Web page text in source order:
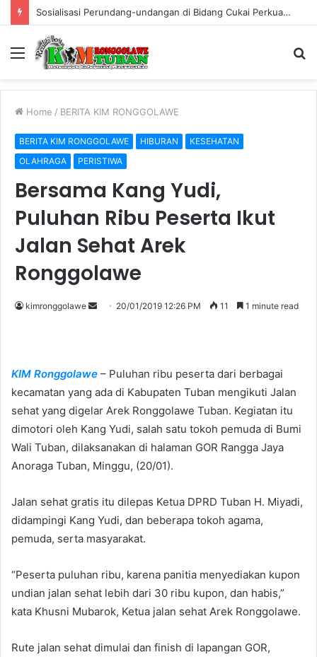
Warung Bambu di Jalan Raya Kerek Terbakar, Kerugian Ditaksir Rp30 Juta
Menu
Home / BERITA KIM RONGGOLAWE
BERITA KIM RONGGOLAWE HIBURAN
KESEHATAN
OLAHRAGA
PERISTIWA
Bersama Kang Yudi,
Puluhan Ribu Peserta Ikut
Jalan Sehat Arek
Ronggolawe
kimronggolawe
a
n
e
m
20/01/2019 12:26 PM 11 1 minute read
KIM Ronggolawe – Puluhan ribu peserta dari berbagai
kecamatan yang ada di Kabupaten Tuban mengikuti Jalan
sehat yang digelar Arek Ronggolawe Tuban. Kegiatan itu
dimotori oleh Kang Yudi, salah satu tokoh pemuda di Bumi
Wali Tuban, dilaksanakan di halaman GOR Rangga Jaya
Anoraga Tuban, Minggu, (20/01).
Jalan sehat gratis itu dilepas Ketua DPRD Tuban H. Miyadi,
didampingi Kang Yudi, dan beberapa tokoh agama,
pemuda, serta masyarakat.
“Peserta puluhan ribu, karena panitia menyediakan kupon
undian jalan sehat lebih dari 30 ribu kupon, dan habis,”
kata Khusni Mubarok, Ketua jalan sehat Arek Ronggolawe.
Rute jalan sehat dimulai dan finish di lapangan GOR,